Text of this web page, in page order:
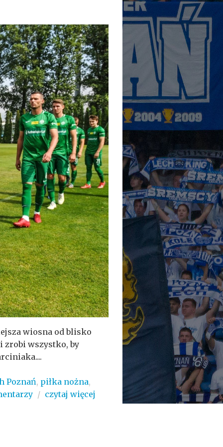
wiosna od blisko
zrobi wszystko, by
Poznań, piłka nożna,
/ czytaj więcej